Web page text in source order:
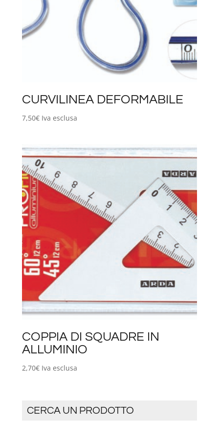
CURVILINEA DEFORMABILE
7,50€ Iva esclusa
COPPIA DI SQUADRE IN
ALLUMINIO
2,70€ Iva esclusa
CERCA UN PRODOTTO